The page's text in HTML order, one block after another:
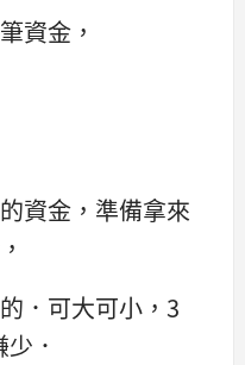
資金，
資金，準備拿來
．可大可小，3
．